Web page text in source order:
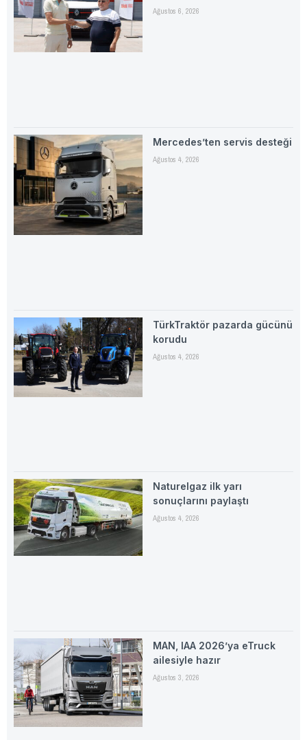
Ağustos 6, 2026
Mercedes’ten servis desteği
Ağustos 4, 2026
TürkTraktör pazarda gücünü
korudu
Ağustos 4, 2026
Naturelgaz ilk yarı
sonuçlarını paylaştı
Ağustos 4, 2026
MAN, IAA 2026’ya eTruck
ailesiyle hazır
Ağustos 3, 2026